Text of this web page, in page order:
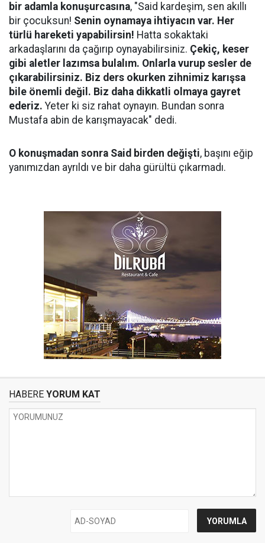
bir adamla konuşurcasına, "Said kardeşim, sen akıllı
bir çocuksun! Senin oynamaya ihtiyacın var. Her
türlü hareketi yapabilirsin! Hatta sokaktaki
arkadaşlarını da çağırıp oynayabilirsiniz. Çekiç, keser
gibi aletler lazımsa bulalım. Onlarla vurup sesler de
çıkarabilirsiniz. Biz ders okurken zihnimiz karışsa
bile önemli değil. Biz daha dikkatli olmaya gayret
ederiz. Yeter ki siz rahat oynayın. Bundan sonra
Mustafa abin de karışmayacak" dedi.
O konuşmadan sonra Said birden değişti, başını eğip
yanımızdan ayrıldı ve bir daha gürültü çıkarmadı.
HABERE YORUM KAT